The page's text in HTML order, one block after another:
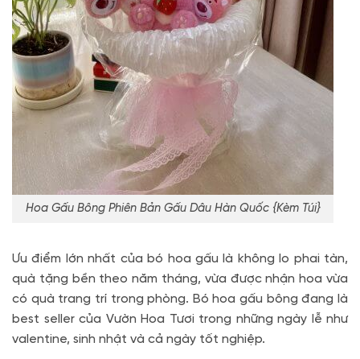
Hoa Gấu Bông Phiên Bản Gấu Dâu Hàn Quốc {Kèm Túi}
Ưu điểm lớn nhất của bó hoa gấu là không lo phai tàn,
quà tặng bền theo năm tháng, vừa được nhận hoa vừa
có quà trang trí trong phòng. Bó hoa gấu bông đang là
best seller của Vườn Hoa Tươi trong những ngày lễ như
valentine, sinh nhật và cả ngày tốt nghiệp.